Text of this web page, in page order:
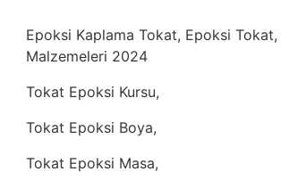
Epoksi Kaplama Tokat, Epoksi
Malzemeleri 2024
Tokat Epoksi Kursu,
Tokat Epoksi Boya,
Tokat Epoksi Masa,